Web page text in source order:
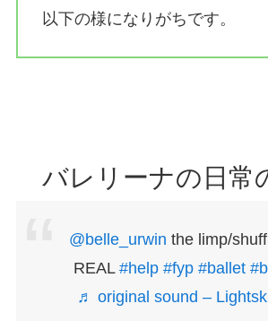
以下の様になりがちです。
バレリーナの日常
@belle_urwin the limp/
REAL #help #fyp #ballet
♬ original sound –